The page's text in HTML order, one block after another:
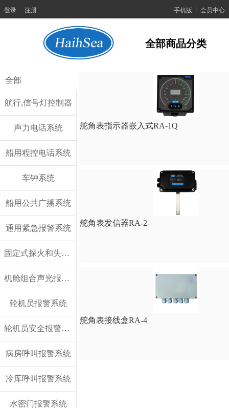
登录 注册 手机版 会员中心
全部商品分类
全部
航行,信号灯控制器
声力电话系统
船用程控电话系统
车钟系统
船用公共广播系统
通用紧急报警系统
固定式探火和失火报警系统
机舱组合声光报警板
轮机员报警系统
轮机员安全报警系统
病房呼叫报警系统
冷库呼叫报警系统
水密门报警系统
舵角表指示器嵌入式RA-1Q
舵角表发信器RA-2
舵角表接线盒RA-4